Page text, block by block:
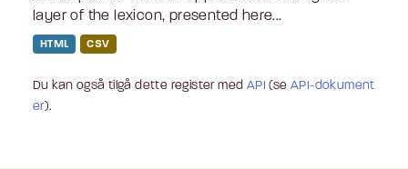
layer of the lexicon, presented here...
HTML CSV
Du kan også tilgå dette register med API (seAPI-dokument
er).